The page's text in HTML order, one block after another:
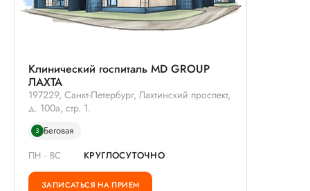
Клинический госпиталь MD GROUP
ЛАХТА
197229, Санкт-Петербург, Лахтинский проспект,
д. 100а, стр. 1.
3
Беговая
ПН - ВС
КРУГЛОСУТОЧНО
ЗАПИСАТЬСЯ НА ПРИЕМ